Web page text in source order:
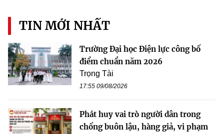
TIN MỚI NHẤT
Trường Đại học Điện lực công bố
điểm chuẩn năm 2026
Trọng Tài
17:55 09/08/2026
Phát huy vai trò người dân trong
chống buôn lậu, hàng giả, vi phạm